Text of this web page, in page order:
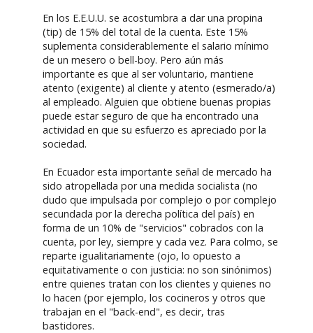
En los E.E.U.U. se acostumbra a dar una propina
(tip) de 15% del total de la cuenta. Este 15%
suplementa considerablemente el salario mínimo
de un mesero o bell-boy. Pero aún más
importante es que al ser voluntario, mantiene
atento (exigente) al cliente y atento (esmerado/a)
al empleado. Alguien que obtiene buenas propias
puede estar seguro de que ha encontrado una
actividad en que su esfuerzo es apreciado por la
sociedad.
En Ecuador esta importante señal de mercado ha
sido atropellada por una medida socialista (no
dudo que impulsada por complejo o por complejo
secundada por la derecha política del país) en
forma de un 10% de "servicios" cobrados con la
cuenta, por ley, siempre y cada vez. Para colmo, se
reparte igualitariamente (ojo, lo opuesto a
equitativamente o con justicia: no son sinónimos)
entre quienes tratan con los clientes y quienes no
lo hacen (por ejemplo, los cocineros y otros que
trabajan en el "back-end", es decir, tras
bastidores.